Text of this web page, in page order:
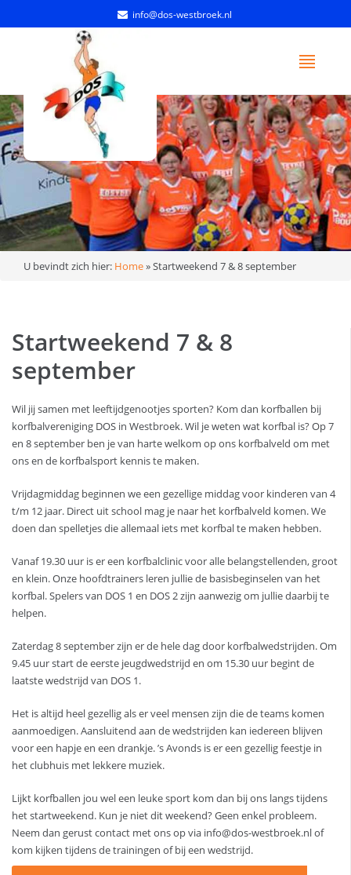
info@dos-westbroek.nl
U bevindt zich hier: Home»Startweekend 7 & 8 september
Startweekend 7 & 8
september
Wil jij samen met leeftijdgenootjes sporten? Kom dan korfballen bij
korfbalvereniging DOS in Westbroek. Wil je weten wat korfbal is? Op 7
en 8 september ben je van harte welkom op ons korfbalveld om met
ons en de korfbalsport kennis te maken.
Vrijdagmiddag beginnen we een gezellige middag voor kinderen van 4
t/m 12 jaar. Direct uit school mag je naar het korfbalveld komen. We
doen dan spelletjes die allemaal iets met korfbal te maken hebben.
Vanaf 19.30 uur is er een korfbalclinic voor alle belangstellenden, groot
en klein. Onze hoofdtrainers leren jullie de basisbeginselen van het
korfbal. Spelers van DOS 1 en DOS 2 zijn aanwezig om jullie daarbij te
helpen.
Zaterdag 8 september zijn er de hele dag door korfbalwedstrijden. Om
9.45 uur start de eerste jeugdwedstrijd en om 15.30 uur begint de
laatste wedstrijd van DOS 1.
Het is altijd heel gezellig als er veel mensen zijn die de teams komen
aanmoedigen. Aansluitend aan de wedstrijden kan iedereen blijven
voor een hapje en een drankje. ’s Avonds is er een gezellig feestje in
het clubhuis met lekkere muziek.
Lijkt korfballen jou wel een leuke sport kom dan bij ons langs tijdens
het startweekend. Kun je niet dit weekend? Geen enkel probleem.
Neem dan gerust contact met ons op via info@dos-westbroek.nl of
kom kijken tijdens de trainingen of bij een wedstrijd.